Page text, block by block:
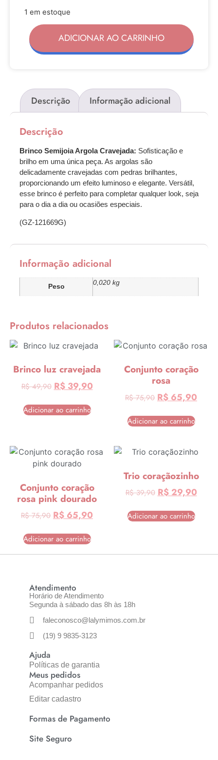
1 em estoque
ADICIONAR AO CARRINHO
Descrição Informação adicional
Descrição
Brinco Semijoia Argola Cravejada: Sofisticação e
brilho em uma única peça. As argolas são
delicadamente cravejadas com pedras brilhantes,
proporcionando um efeito luminoso e elegante. Versátil,
esse brinco é perfeito para completar qualquer look, seja
para o dia a dia ou ocasiões especiais.
(GZ-121669G)
Informação adicional
Peso
0,020 kg
Produtos relacionados
Brinco luz cravejada
R$49,90 R$39,90
Adicionar ao carrinho
Conjunto coração
rosa
R$75,90 R$ 65,90
Adicionar ao carrinho
Conjunto coração
rosa pink dourado
R$75,90 R$65,90
Adicionar ao carrinho
Trio coraçãozinho
R$39,90 R$29,90
Adicionar ao carrinho
Atendimento
Horário de Atendimento
Segunda à sábado das 8h às 18h
faleconosco@lalymimos.com.br
(19) 9 9835-3123
Ajuda
Políticas de garantia
Meus pedidos
Acompanhar pedidos
Editar cadastro
Formas de Pagamento
Site Seguro